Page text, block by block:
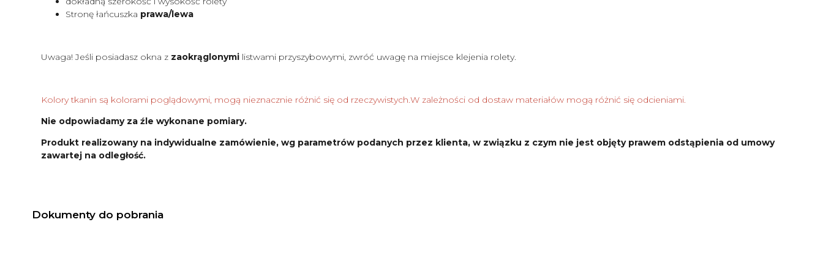
Stronę łańcuszka prawa/lewa
Uwaga! Jeśli posiadasz okna z zaokrąglonymi listwami przyszybowymi, zwróć uwagę na miejsce klejenia rolety.
Kolory tkanin są kolorami poglądowymi, mogą nieznacznie różnić się od rzeczywistych.W zależności od dostaw materiałów mogą różnić się odcieniami.
Nie odpowiadamy za źle wykonane pomiary.
Produkt realizowany na indywidualne zamówienie, wg parametrów podanych przez klienta, w związku z czym nie jest objęty prawem odstąpienia od umowy
zawartej na odległość.
Dokumenty do pobrania